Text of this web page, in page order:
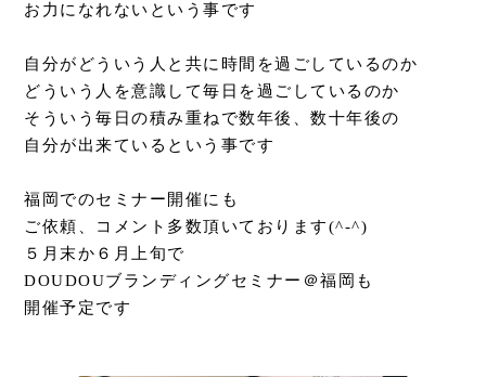
お力になれないという事です
自分がどういう人と共に時間を過ごしているのか
どういう人を意識して毎日を過ごしているのか
そういう毎日の積み重ねで数年後、数十年後の
自分が出来ているという事です
福岡でのセミナー開催にも
ご依頼、コメント多数頂いております(^-^)
５月末か６月上旬で
DOUDOUブランディングセミナー＠福岡も
開催予定です